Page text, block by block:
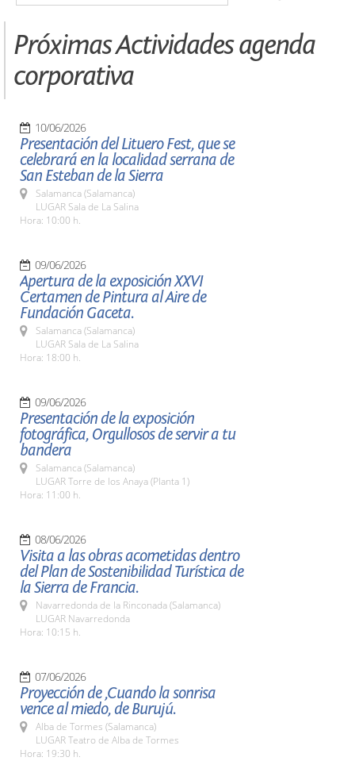
Próximas Actividades agenda
corporativa
10/06/2026
Presentación del Lituero Fest, que se
celebrará en la localidad serrana de
San Esteban de la Sierra
Salamanca (Salamanca)
LUGAR Sala de La Salina
Hora: 10:00 h.
09/06/2026
Apertura de la exposición XXVI
Certamen de Pintura al Aire de
Fundación Gaceta.
Salamanca (Salamanca)
LUGAR Sala de La Salina
Hora: 18:00 h.
09/06/2026
Presentación de la exposición
fotográfica, Orgullosos de servir a tu
bandera
Salamanca (Salamanca)
LUGAR Torre de los Anaya (Planta 1)
Hora: 11:00 h.
08/06/2026
Visita a las obras acometidas dentro
del Plan de Sostenibilidad Turística de
la Sierra de Francia.
Navarredonda de la Rinconada (Salamanca)
LUGAR Navarredonda
Hora: 10:15 h.
07/06/2026
Proyección de ,Cuando la sonrisa
vence al miedo, de Burujú.
Alba de Tormes (Salamanca)
LUGAR Teatro de Alba de Tormes
Hora: 19:30 h.